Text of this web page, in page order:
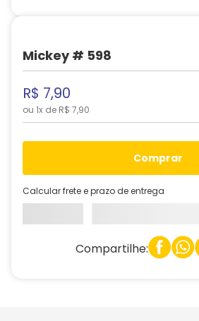
Mickey # 598
R$ 7,90
ou 1x de R$ 7,90
comprar
Calcular frete e prazo de entrega
Compartilhe: